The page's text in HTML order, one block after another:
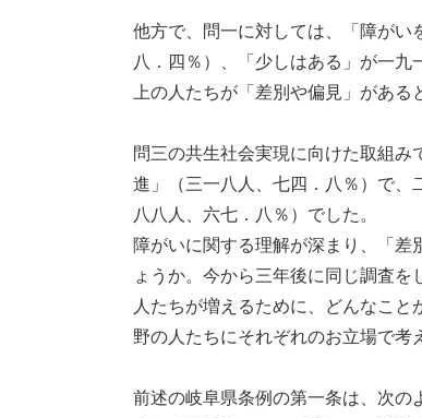
他方で、問一に対しては、「障がい
八．四％）、「少しはある」が一
上の人たちが「差別や偏見」がある
問三の共生社会実現に向けた取組
進」（三一八人、七四．八％）で、
八八人、六七．八％）でした。
障がいに関する理解が深まり、「差
ょうか。今から三年後に同じ調査
人たちが増えるために、どんなこ
野の人たちにそれぞれのお立場で考
前述の岐阜県条例の第一条は、次の